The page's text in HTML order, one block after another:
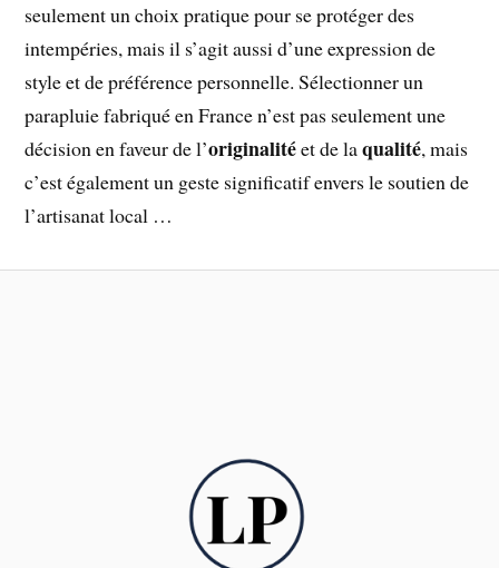
seulement un choix pratique pour se protéger des
intempéries, mais il s’agit aussi d’une expression de
style et de préférence personnelle. Sélectionner un
parapluie fabriqué en France n’est pas seulement une
décision en faveur de l’originalitéet de laqualité, mais
c’est également un geste significatif envers le soutien de
l’artisanat local …